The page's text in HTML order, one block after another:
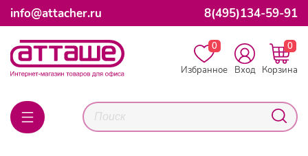
info@attacher.ru 8(495)134-59-91
0
Избранное
Вход
0
Корзина